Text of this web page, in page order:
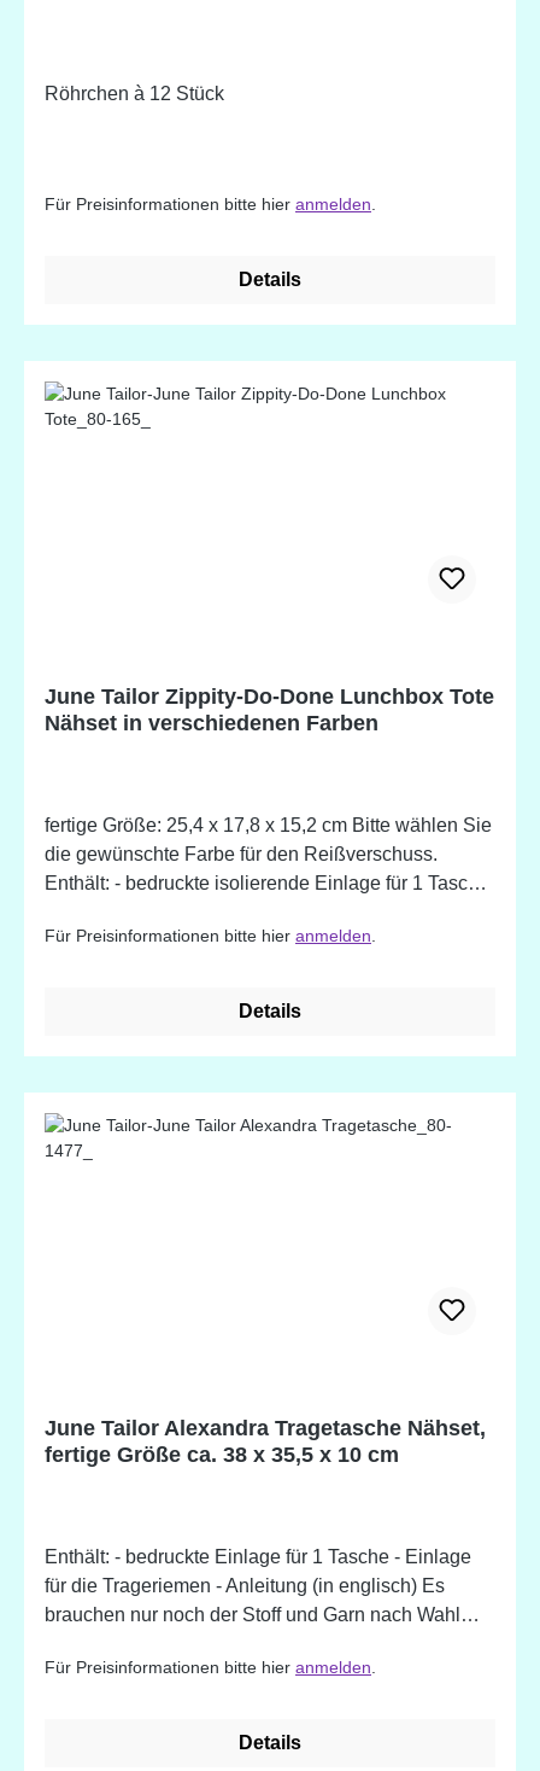
Röhrchen à 12 Stück
Für Preisinformationen bitte hier anmelden
Details
June Tailor Zippity-Do-Done Lunchbox Tote
Nähset in verschiedenen Farben
fertige Größe: 25,4 x 17,8 x 15,2 cm Bitte wählen Sie
die gewünschte Farbe für den Reißverschuss.
Enthält: - bedruckte isolierende Einlage für 1 Tasche
Einlage für Tragegriffe - Plastikeinlage für
brauchen nur noch der Stoff und Garn nach Wahl
nach-Zahlen"-Methode kommen auch Quilt- und
Einnähen vom Reißverschluss wird zum Kinderspiel
mit den voreingenähten Zippity-Do-Done
Für Preisinformationen bitte hier anmelden
Details
June Tailor Alexandra Tragetasche Nähset,
fertige Größe ca. 38 x 35,5 x 10 cm
Enthält: - bedruckte Einlage für 1 Tasche - Einlage
für die Trageriemen - Anleitung (in englisch) Es
brauchen nur noch der Stoff und Garn nach Wahl
nach-Zahlen"-Methode kommen auch Quilt- und
Für Preisinformationen bitte hier anmelden
Details